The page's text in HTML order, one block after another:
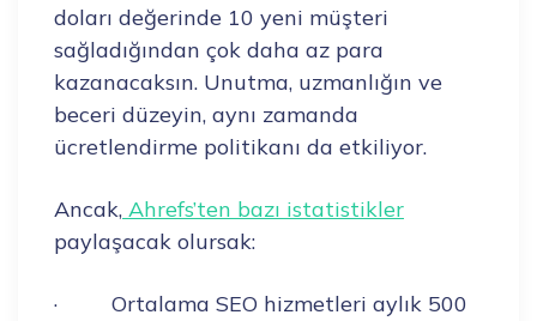
doları değerinde 10 yeni müşteri
sağladığından çok daha az para
kazanacaksın. Unutma, uzmanlığın ve
beceri düzeyin, aynı zamanda
ücretlendirme politikanı da etkiliyor.
Ancak, Ahrefs’ten bazı istatistikler
paylaşacak olursak:
· Ortalama SEO hizmetleri aylık 500